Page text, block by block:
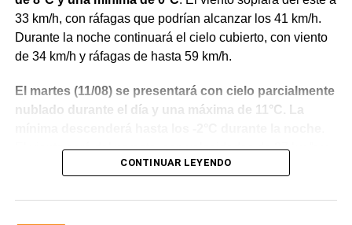
33 km/h, con ráfagas que podrían alcanzar los 41 km/h.
Durante la noche continuará el cielo cubierto, con viento
de 34 km/h y ráfagas de hasta 59 km/h.
El martes (11/08) se presentará con cielo parcialmente
nublado durante el día y una máxima de 11°C. La
El viento será del noreste, con velocidades de 37 km/h y
ráfagas de hasta 54 km/h durante el día.
Para el miércoles (12/08) se anticipa una mejora en las
CONTINUAR LEYENDO